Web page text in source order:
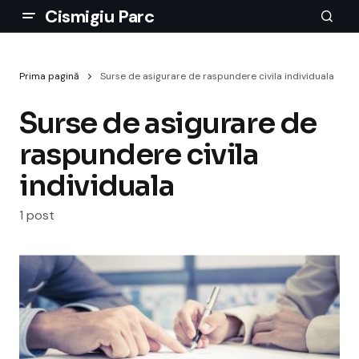
Cismigiu Parc
Prima pagină Surse de asigurare de raspundere civila individuala
Surse de asigurare de
raspundere civila
individuala
1 post